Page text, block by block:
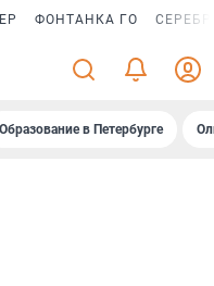
ФОНТАНКА ГО
Образование в Петербурге